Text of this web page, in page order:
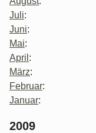
Juli:
Juni:
Mai:
April :
März:
Februar:
Januar:
2009